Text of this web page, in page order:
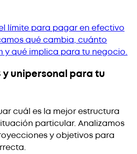
límite para pagar en efectivo
qué cambia, cuánto
y qué implica para tu negocio.
y unipersonal para tu
cuál es la mejor estructura
particular. Analizamos
y objetivos para